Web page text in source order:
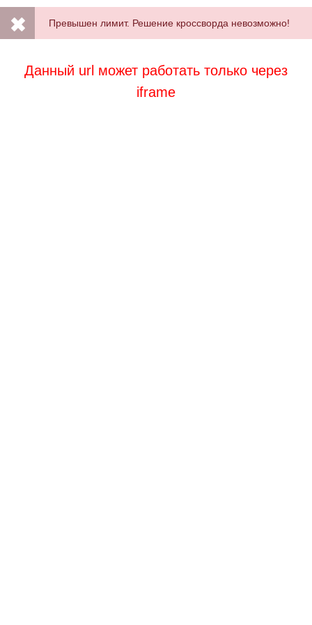
Превышен лимит. Решение кроссворда невозможно!
Данный url может работать только через
iframe